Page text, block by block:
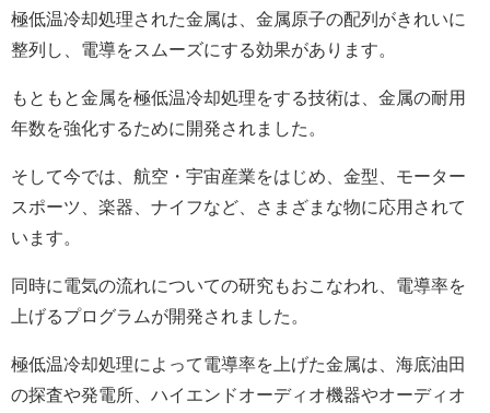
極低温冷却処理された金属は、金属原子の配列がきれいに
整列し、電導をスムーズにする効果があります。
もともと金属を極低温冷却処理をする技術は、金属の耐用
年数を強化するために開発されました。
そして今では、航空・宇宙産業をはじめ、金型、モーター
スポーツ、楽器、ナイフなど、さまざまな物に応用されて
います。
同時に電気の流れについての研究もおこなわれ、電導率を
上げるプログラムが開発されました。
極低温冷却処理によって電導率を上げた金属は、海底油田
の探査や発電所、ハイエンドオーディオ機器やオーディオ